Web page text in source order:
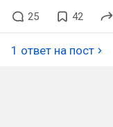
25 42
1 ответ на пост